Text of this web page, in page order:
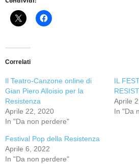
Correlati
Il Teatro-Canzone online di
Gian Piero Alloisio per la
Resistenza
Aprile 22, 2020
In "Da non perdere"
IL
Aprile
In "Da
Festival Pop della Resistenza
Aprile 6, 2022
In "Da non perdere"